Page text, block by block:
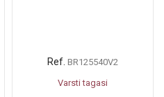
Ref. BR125540V2
Varsti tagasi